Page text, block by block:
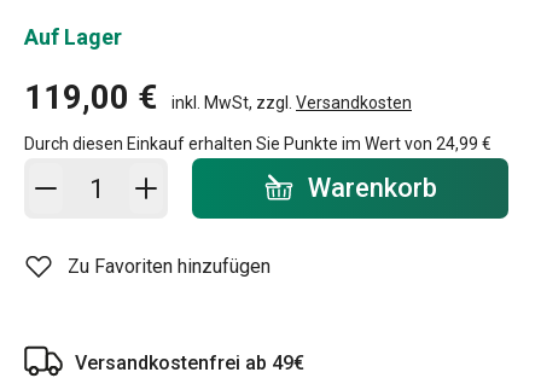
Auf Lager
119,00 € inkl. MwSt, zzgl. Versandkosten
Durch diesen Einkauf erhalten Sie Punkte im Wert von 24,99 €
In den Warenkorb - Menge Warenkorb
Zu Favoriten hinzufügen
Versandkostenfrei ab 49€